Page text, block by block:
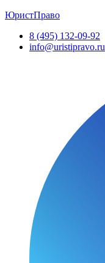
ЮристПраво
8 (495) 132-09-92
info@uristipravo.ru